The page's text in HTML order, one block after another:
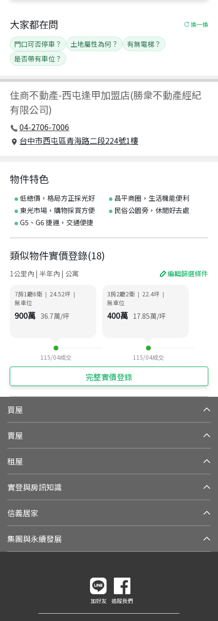
住商不動產-西屯逢甲加盟店(勝衆不動產經紀
有限公司)
04-2706-7006
台中市西屯區青海路二段224號1樓
大家都在問 換一換
門口可否停車？ 土地屬性為何？
有無電梯？
是否帶有車位？
物件特色
低總價，格局方正採光好
昌平商圈，生活機能便利
東光市場，購物採買方便
民俗公園旁，休閒好去處
G5、G6 捷運，交通便捷
類似物件實價登錄(18)
1公里內 | 半年內 | 公寓 編輯篩選條件
7房1廳6衛 | 24.52坪 |
無車位
900萬 36.7萬/坪
115/04成交
3房2廳2衛 | 22.4坪 |
無車位
400萬 17.85萬/坪
115/04成交
完整實價登錄
買屋
賣屋
租屋
實登與房訊知識
信義居家
集團與永續發展
加好友 追蹤我們